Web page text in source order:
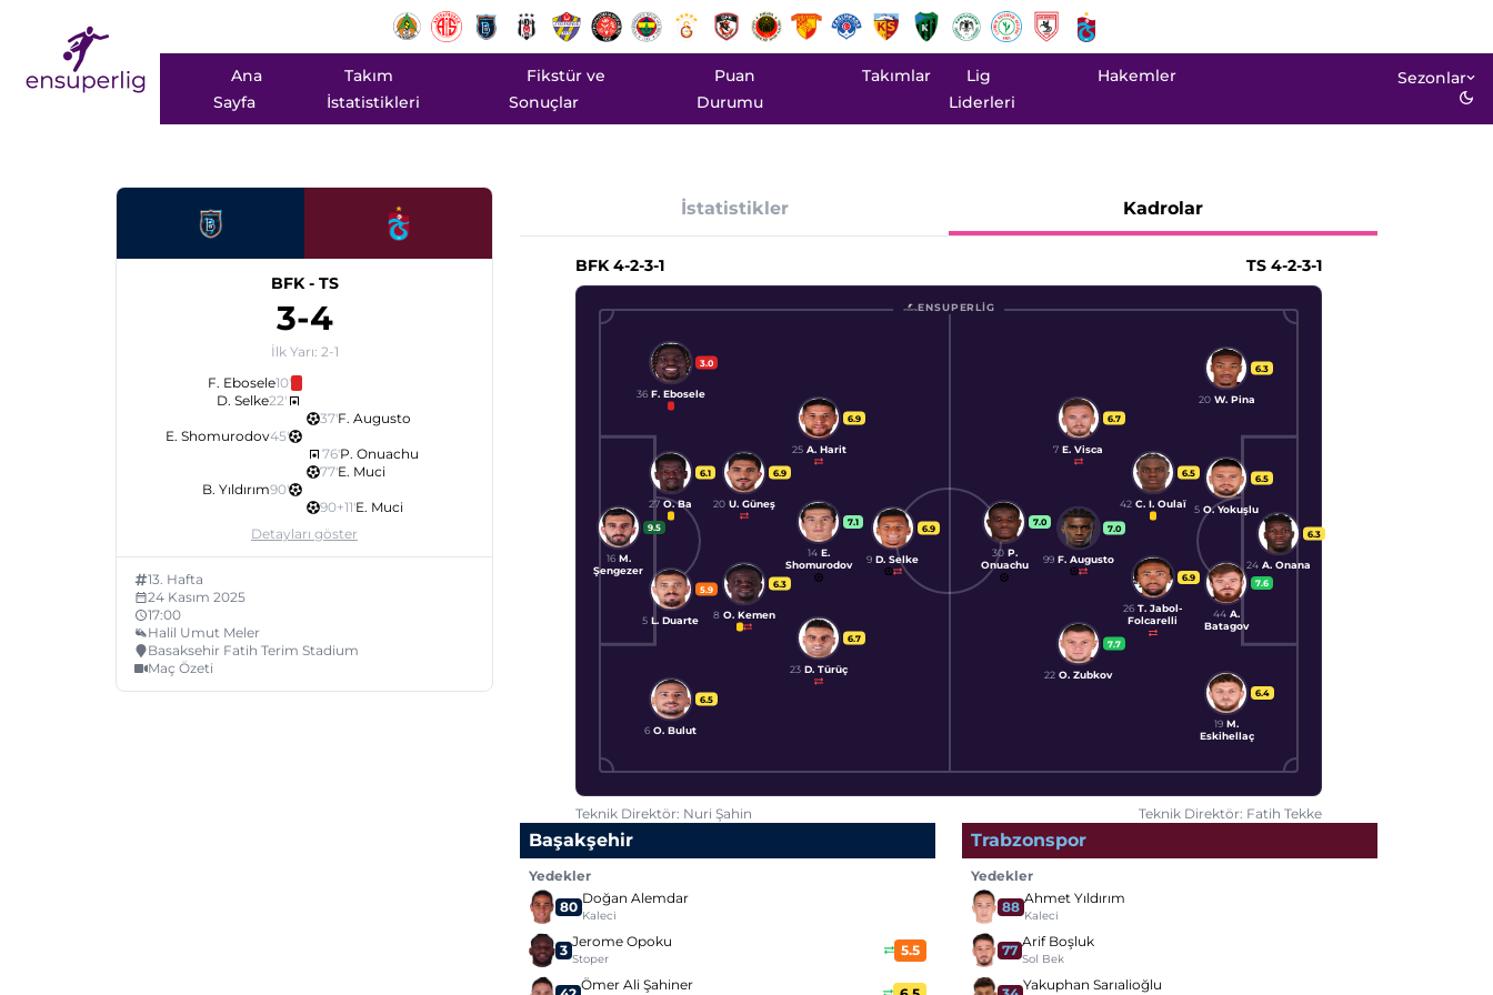
Ana
Sayfa
Takım
İstatistikleri
Fikstür ve
Sonuçlar
Puan
Durumu
Takımlar
Lig
Liderleri
Hakemler Sezonlar
BFK- TS
3-4
İlk Yarı: 2-1
F. Ebosele10'
D. Selke22'
37'F. Augusto
E. Shomurodov45'
76'P. Onuachu
77'E. Muci
B. Yıldırım90'
90+11'E. Muci
Detayları göster
13. Hafta
24 Kasım 2025
17:00
Halil Umut Meler
Basaksehir Fatih Terim Stadium
Maç Özeti
İstatistikler Kadrolar
BFK 4-2-3-1 TS 4-2-3-1
ENSUPERLIG
9.5
16 M.
Şengezer
6.5
6 O. Bulut
5.9
5 L. Duarte
6.1
27 O. Ba
3.0
36 F. Ebosele
6.3
8 O. Kemen
6.9
20 U. Güneş
6.7
23 D. Türüç
7.1
14 E.
Shomurodov
6.9
25 A. Harit
6.9
9 D. Selke
6.3
24 A. Onana
6.3
20 W. Pina
6.5
5 O. Yokuşlu
7.6
44 A.
Batagov
6.4
19 M.
Eskihellaç
6.5
42 C. I. Oulaï
6.9
26 T. Jabol-
Folcarelli
6.7
7 E. Visca
7.0
99 F. Augusto
7.7
22 O. Zubkov
7.0
30 P.
Onuachu
Teknik Direktör: Nuri Şahin Teknik Direktör: Fatih Tekke
Başakşehir
Yedekler
80 Doğan Alemdar
Kaleci
3 Jerome Opoku
Stoper
5.5
Ömer Ali Şahiner
Trabzonspor
Yedekler
88 Ahmet Yıldırım
Kaleci
77 Arif Boşluk
Sol Bek
Yakuphan Sarıalioğlu